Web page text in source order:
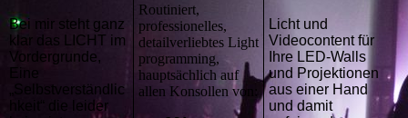
Bei mir steht ganz
klar das LICHT im
Vordergrunde,
Eine
„Selbstverständlic
hkeit“ die leider
Routiniert,
professionelles,
detailverliebtes Light
programming,
hauptsächlich auf
allen Konsollen von:
Licht und
Videocontent für
Ihre LED-Walls
und Projektionen
aus einer Hand
und damit